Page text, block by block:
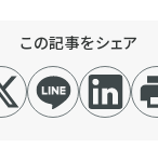
この記事をシェア